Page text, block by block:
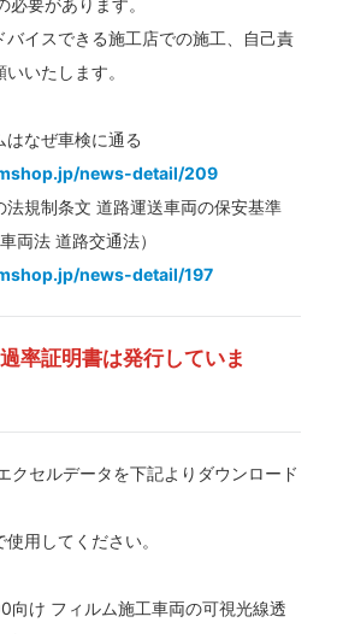
要があります。
バイスできる施工店での施工、自己責
いたします。
はなぜ車検に通る
news-detail/209
法規制条文 道路運送車両の保安基準
両法 道路交通法）
news-detail/197
率証明書は発行していま
クセルデータを下記よりダウンロード
用してください。
け フィルム施工車両の可視光線透